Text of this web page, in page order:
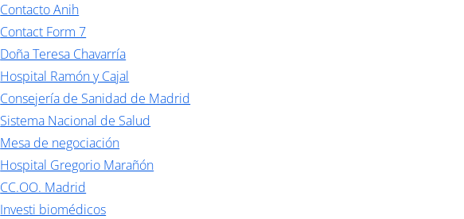
Contacto Anih
Contact Form 7
Doña Teresa Chavarría
Hospital Ramón y Cajal
Consejería de Sanidad de Madrid
Sistema Nacional de Salud
Mesa de negociación
Hospital Gregorio Marañón
CC.OO. Madrid
Investi biomédicos